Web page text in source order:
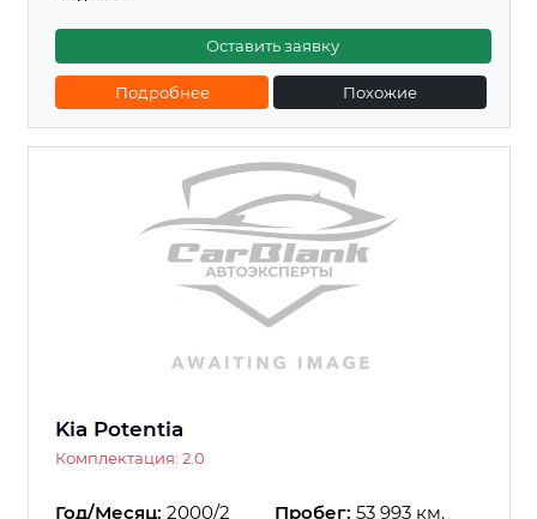
Оставить заявку
Подробнее Похожие
Kia Potentia
Комплектация: 2.0
Год/Месяц: 2000/2 Пробег: 53 993 км.